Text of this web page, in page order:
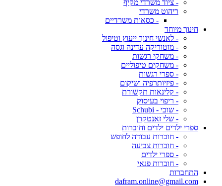
- ציוד משרדי מקיף
ריהוט משרדי
- כסאות משרדיים
חינוך מיוחד
- לאנשי חינוך ייעוץ וטיפול
- מוטוריקה עדינה וגסה
- משחקי רגשות
- משחקים טיפוליים
- ספרי רגשות
- פיזיותרפיה ושיקום
- קלינאות תקשורת
- ריפוי בעיסוק
- שובי - Schubi
- שלי זאנטקרן
ספרי ילדים ילדים וחוברות
- חוברות עבודה לחופש
- חוברות צביעה
- ספרי ילדים
- חוברות פנאי
התחברות
dafram.online@gmail.com